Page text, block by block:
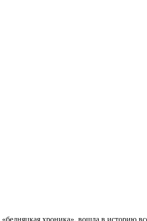
хроника», вошла в историю